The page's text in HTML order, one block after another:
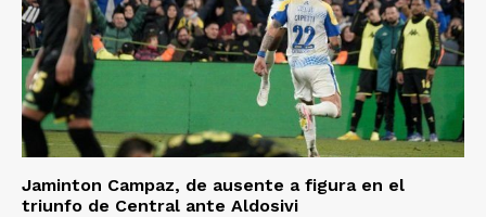
Jaminton Campaz, de ausente a figura en el
triunfo de Central ante Aldosivi